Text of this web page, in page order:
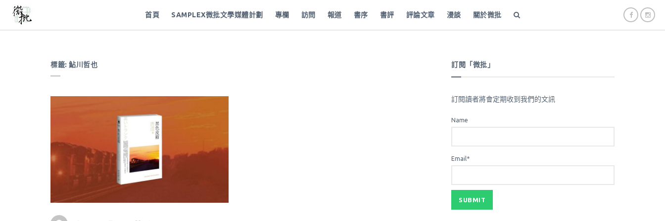
首頁 SAMPLEX微批文學媒體計劃 專欄 訪問 報道 書序 書評 評論文章 漫談 關於微批
標籤: 鮎川哲也 訂閱「微批」
訂閱讀者將會定期收到我們的文訊
Name
Email*